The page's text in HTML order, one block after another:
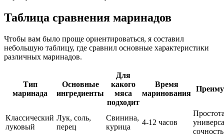
Таблица сравнения маринадов
Чтобы вам было проще ориентироваться, я составил
небольшую таблицу, где сравнил основные характеристики
различных маринадов.
Тип
маринада
Основные
ингредиенты
Для
какого
мяса
подходит
Время
маринования
Классический
луковый
Лук, соль,
перец
Свинина,
курица
4-12 часов
сочность